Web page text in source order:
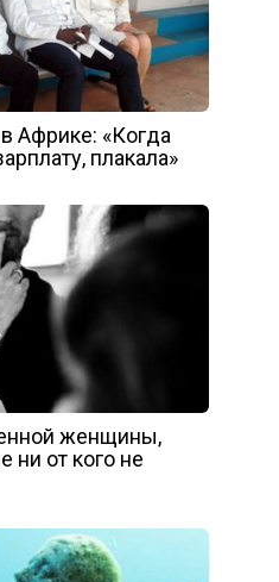
Африке: «Когда
плакала»
женщины,
ни от кого не